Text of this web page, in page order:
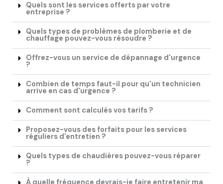
Quels sont les services offerts par votre
entreprise ?
Quels types de problèmes de plomberie et de
chauffage pouvez-vous résoudre ?
Offrez-vous un service de dépannage d'urgence
?
Combien de temps faut-il pour qu'un technicien
arrive en cas d'urgence ?
Comment sont calculés vos tarifs ?
Proposez-vous des forfaits pour les services
réguliers d'entretien ?
Quels types de chaudières pouvez-vous réparer
?